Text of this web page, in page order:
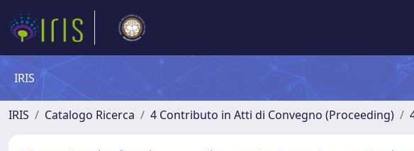
IRIS
IRIS Catalogo Ricerca 4 Contributo in Atti di Convegno (Proceeding)